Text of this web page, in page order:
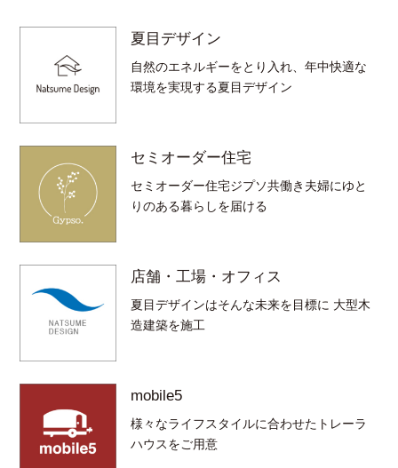
夏目デザイン
自然のエネルギーをとり入れ、年中快適な
環境を実現する夏目デザイン
セミオーダー住宅
セミオーダー住宅ジプソ共働き夫婦にゆと
りのある暮らしを届ける
店舗・工場・オフィス
夏目デザインはそんな未来を目標に 大型木
造建築を施工
mobile5
様々なライフスタイルに合わせたトレーラ
ハウスをご用意